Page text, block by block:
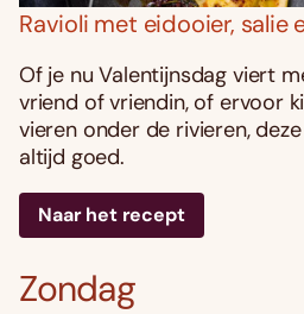
Ravioli met eidooier, salie
Of je nu Valentijnsdag viert
vriend of vriendin, of ervoor
vieren onder de rivieren,
altijd goed.
Naar het recept
Zondag